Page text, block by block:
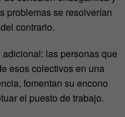
problemas se resolverían
contrario.
las personas que
esos colectivos en una
fomentan su encono
el puesto de trabajo.